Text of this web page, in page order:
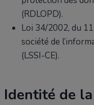
(RDLOPD).
Loi 34/2002, du
société de
(LSSI-CE).
Identité de